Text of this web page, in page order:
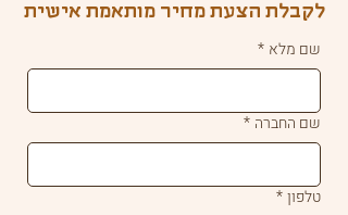
לקבלת הצעת מחיר מותאמת אישית
שם מלא *
שם החברה *
טלפון*